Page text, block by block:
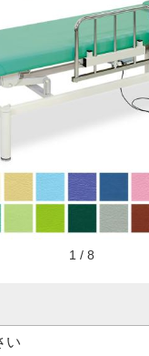
1 / 8